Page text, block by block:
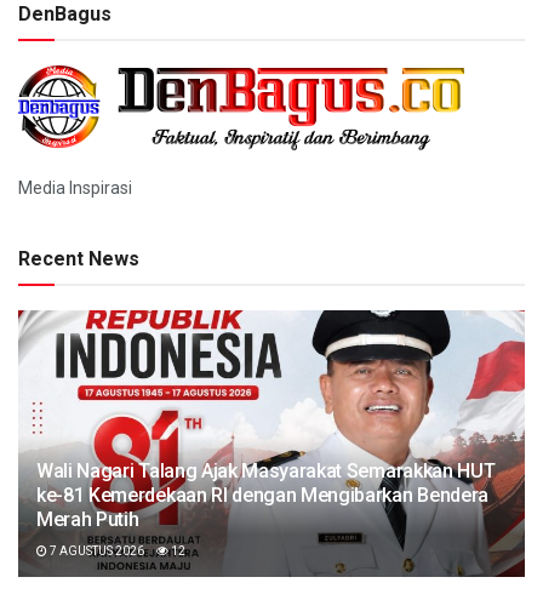
DenBagus
Media Inspirasi
Recent News
Wali Nagari Talang Ajak Masyarakat Semarakkan HUT
ke-81 Kemerdekaan RI dengan Mengibarkan Bendera
Merah Putih
7 AGUSTUS 2026 12